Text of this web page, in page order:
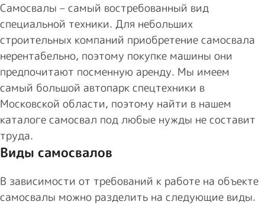
Самосвалы – самый востребованный вид
специальной техники. Для небольших
строительных компаний приобретение самосвала
нерентабельно, поэтому покупке машины они
предпочитают посменную аренду. Мы имеем
самый большой автопарк спецтехники в
Московской области, поэтому найти в нашем
каталоге самосвал под любые нужды не составит
труда.
Виды самосвалов
В зависимости от требований к работе на объекте
самосвалы можно разделить на следующие виды.